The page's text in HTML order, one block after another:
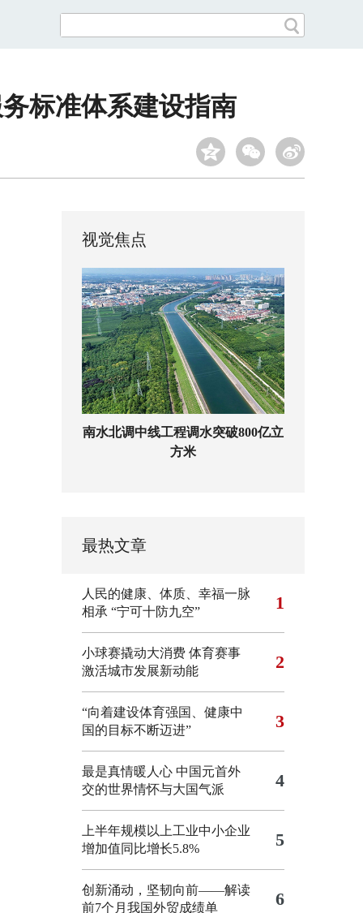
标准体系建设指南
视觉焦点
南水北调中线工程调水突破800亿立
方米
最热文章
人民的健康、体质、幸福一脉
相承 “宁可十防九空” 1
小球赛撬动大消费 体育赛事
激活城市发展新动能
2
“向着建设体育强国、健康中
国的目标不断迈进”
3
最是真情暖人心 中国元首外
交的世界情怀与大国气派
4
上半年规模以上工业中小企业
增加值同比增长5.8%
5
创新涌动，坚韧向前——解读
前7个月我国外贸成绩单
6